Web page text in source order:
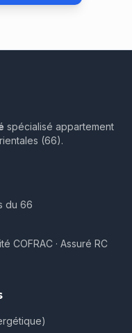
spécialisé appartement
(66).
du 66
COFRAC · Assuré RC